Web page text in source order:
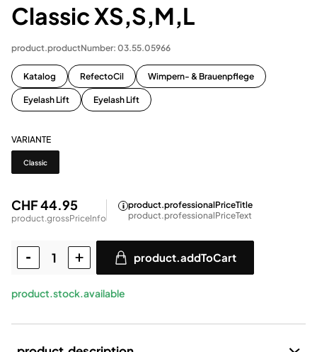
Classic XS,S,M,L
product.productNumber: 03.55.05966
Katalog RefectoCil Wimpern- & Brauenpflege
Eyelash Lift Eyelash Lift
VARIANTE
Variante
Classic
CHF 44.95
product.grossPriceInfo
product.professionalPriceTitle
product.professionalPriceText
product.addToCart
product.stock.available